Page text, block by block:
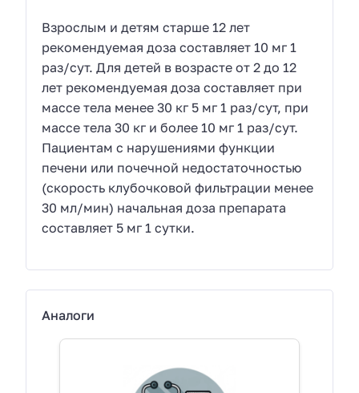
Взрослым и детям старше 12 лет
рекомендуемая доза составляет 10 мг 1
раз/сут. Для детей в возрасте от 2 до 12
лет рекомендуемая доза составляет при
массе тела менее 30 кг 5 мг 1 раз/сут, при
массе тела 30 кг и более 10 мг 1 раз/сут.
Пациентам с нарушениями функции
печени или почечной недостаточностью
(скорость клубочковой фильтрации менее
30 мл/мин) начальная доза препарата
составляет 5 мг 1 сутки.
Аналоги